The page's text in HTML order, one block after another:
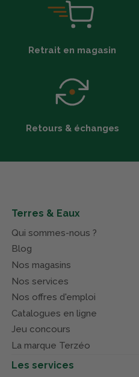
Retrait en magasin
Retours & échanges
Terres & Eaux
Qui sommes-nous ?
Blog
Nos magasins
Nos services
Nos offres d'emploi
Catalogues en ligne
Jeu concours
La marque Terzéo
Les services